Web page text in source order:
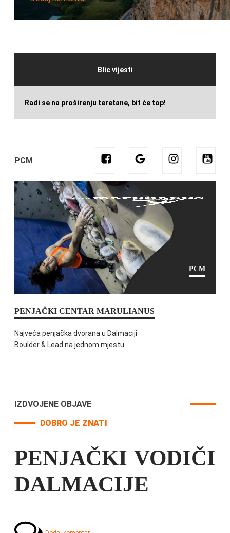
Blic vijesti
Radi se na proširenju teretane, bit će top!
PCM
PCM
PENJAČKI CENTAR MARULIANUS
Najveća penjačka dvorana u Dalmaciji
Boulder & Lead na jednom mjestu
IZDVOJENE OBJAVE
DOBRO JE ZNATI
PENJAČKI VODIČI
DALMACIJE